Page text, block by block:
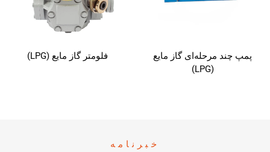
پمپ چند مرحله‌ای گاز مایع
(LPG)
فلومتر گاز مایع (LPG)
خبرنامه